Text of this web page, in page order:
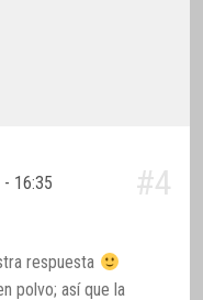
16:35 #4
respuesta
polvo; así que la